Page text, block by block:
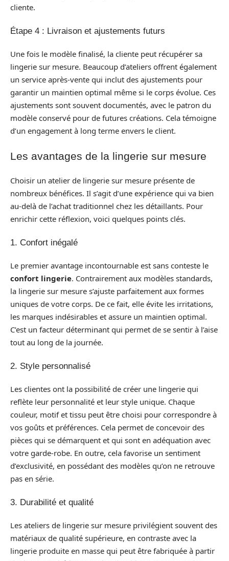
cliente.
Étape 4 : Livraison et ajustements futurs
Une fois le modèle finalisé, la cliente peut récupérer sa
lingerie sur mesure. Beaucoup d’ateliers offrent également
un service après-vente qui inclut des ajustements pour
garantir un maintien optimal même si le corps évolue. Ces
ajustements sont souvent documentés, avec le patron du
modèle conservé pour de futures créations. Cela témoigne
d’un engagement à long terme envers le client.
Les avantages de la lingerie sur mesure
Choisir un atelier de lingerie sur mesure présente de
nombreux bénéfices. Il s’agit d’une expérience qui va bien
au-delà de l’achat traditionnel chez les détaillants. Pour
enrichir cette réflexion, voici quelques points clés.
1. Confort inégalé
Le premier avantage incontournable est sans conteste le
confort lingerie. Contrairement aux modèles standards,
la lingerie sur mesure s’ajuste parfaitement aux formes
uniques de votre corps. De ce fait, elle évite les irritations,
les marques indésirables et assure un maintien optimal.
C’est un facteur déterminant qui permet de se sentir à l’aise
tout au long de la journée.
2. Style personnalisé
Les clientes ont la possibilité de créer une lingerie qui
reflète leur personnalité et leur style unique. Chaque
couleur, motif et tissu peut être choisi pour correspondre à
vos goûts et préférences. Cela permet de concevoir des
pièces qui se démarquent et qui sont en adéquation avec
votre garde-robe. En outre, cela favorise un sentiment
d’exclusivité, en possédant des modèles qu’on ne retrouve
pas en série.
3. Durabilité et qualité
Les ateliers de lingerie sur mesure privilégient souvent des
matériaux de qualité supérieure, en contraste avec la
lingerie produite en masse qui peut être fabriquée à partir